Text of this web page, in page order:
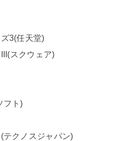
3(任天堂)
スクウェア)
フト)
テクノスジャパン)